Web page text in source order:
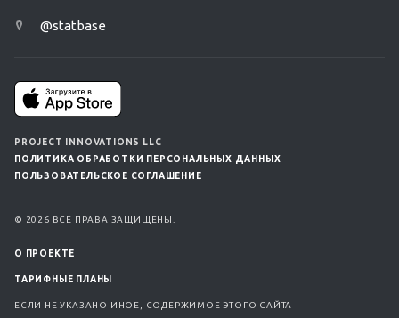
@statbase
PROJECT INNOVATIONS LLC
ПОЛИТИКА ОБРАБОТКИ ПЕРСОНАЛЬНЫХ ДАННЫХ
ПОЛЬЗОВАТЕЛЬСКОЕ СОГЛАШЕНИЕ
© 2026 ВСЕ ПРАВА ЗАЩИЩЕНЫ.
О ПРОЕКТЕ
ТАРИФНЫЕ ПЛАНЫ
ЕСЛИ НЕ УКАЗАНО ИНОЕ, СОДЕРЖИМОЕ ЭТОГО САЙТА